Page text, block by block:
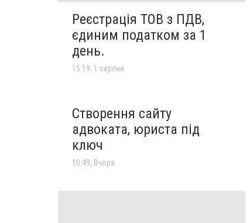
Реєстрація ТОВ з ПДВ,
єдиним податком за 1
день.
15:19, 1 серпня
Створення сайту
адвоката, юриста під
ключ
10:49, Вчора